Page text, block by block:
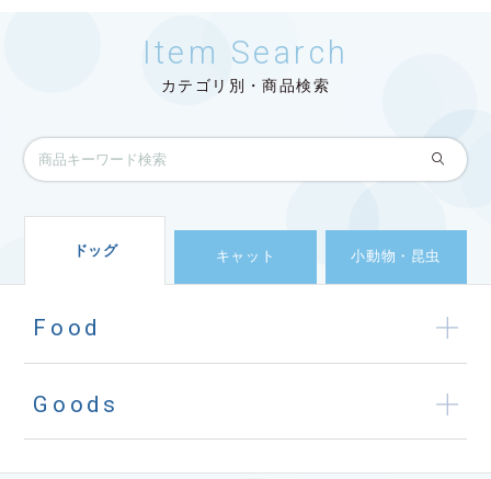
Item Search
カテゴリ別・商品検索
ドッグ キャット 小動物・昆虫
Food
Goods